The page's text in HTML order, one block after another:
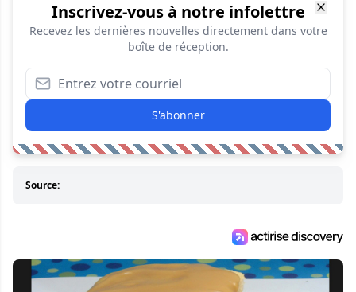
Inscrivez-vous à notre infolettre
Recevez les dernières nouvelles directement dans votre
boîte de réception.
S'abonner
Source: